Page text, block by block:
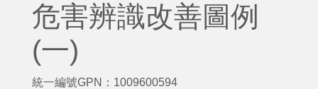
危害辨識改善圖例
(一)
統一編號GPN：1009600594